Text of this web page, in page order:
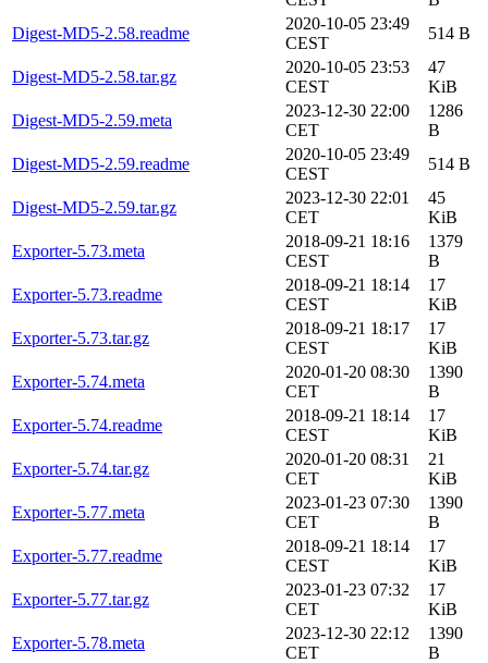
Digest-MD5-2.58.readme
2020-10-05 23:49
CEST
514 B
Digest-MD5-2.58.tar.gz
2020-10-05 23:53
CEST
47
KiB
Digest-MD5-2.59.meta
2023-12-30 22:00
CET
1286
B
Digest-MD5-2.59.readme
2020-10-05 23:49
CEST
514 B
Digest-MD5-2.59.tar.gz
2023-12-30 22:01
CET
45
KiB
Exporter-5.73.meta
2018-09-21 18:16
CEST
1379
B
Exporter-5.73.readme
2018-09-21 18:14
CEST
17
KiB
Exporter-5.73.tar.gz
2018-09-21 18:17
CEST
17
KiB
Exporter-5.74.meta
2020-01-20 08:30
CET
1390
B
Exporter-5.74.readme
2018-09-21 18:14
CEST
17
KiB
Exporter-5.74.tar.gz
2020-01-20 08:31
CET
21
KiB
Exporter-5.77.meta
2023-01-23 07:30
CET
1390
B
Exporter-5.77.readme
2018-09-21 18:14
CEST
17
KiB
Exporter-5.77.tar.gz
2023-01-23 07:32
CET
17
KiB
Exporter-5.78.meta
2023-12-30 22:12
CET
1390
B